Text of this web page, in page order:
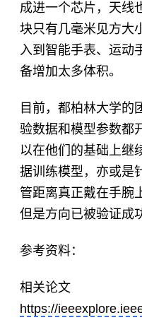
成进一个芯片，天线
块只有几毫米见方大
入到智能手表、运动
备增加太多体积。
目前，都柏林大学的
验数据和模型参数都
以在他们的基础上继
据训练模型，亦或是
管距离真正戴在手腕
但是方向已被验证成
参考资料：
相关论文
https://